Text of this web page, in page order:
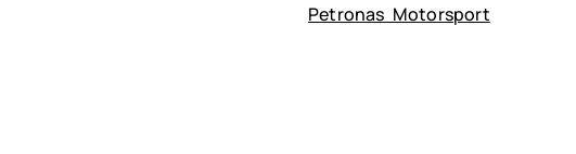
Petronas Motorsport